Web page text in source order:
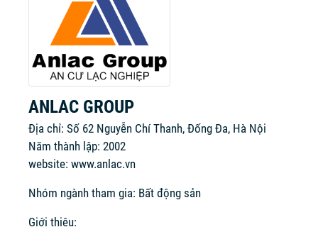
ANLAC GROUP
Địa chỉ: Số 62 Nguyễn Chí Thanh, Đống Đa, Hà Nội
Năm thành lập: 2002
website: www.anlac.vn
Nhóm ngành tham gia: Bất động sản
Giới thiệu: